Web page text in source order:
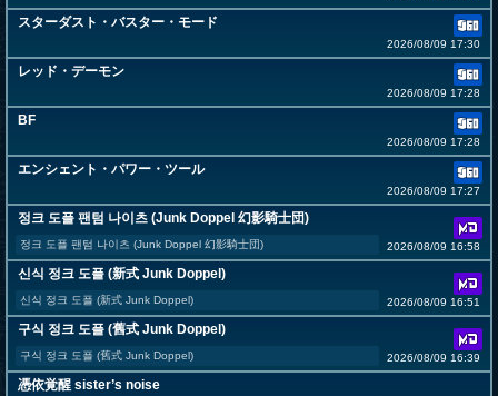
スターダスト・バスター・モード
2026/08/09 17:30
レッド・デーモン
2026/08/09 17:28
BF
2026/08/09 17:28
エンシェント・パワー・ツール
2026/08/09 17:27
정크 도플 팬텀 나이츠 (Junk Doppel 幻影騎士団)
정크 도플 팬텀 나이츠 (Junk Doppel 幻影騎士団) 2026/08/09 16:58
신식 정크 도플 (新式 Junk Doppel)
신식 정크 도플 (新式 Junk Doppel) 2026/08/09 16:51
구식 정크 도플 (舊式 Junk Doppel)
구식 정크 도플 (舊式 Junk Doppel) 2026/08/09 16:39
憑依覚醒 sister’s noise